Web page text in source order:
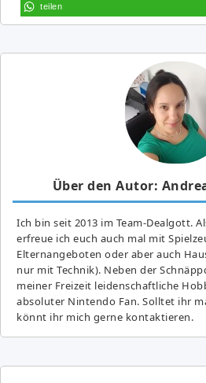
teilen
Über den Autor:
Ich bin seit 2013 im Team-Dealgott.
erfreue ich euch auch mal mit
Elternangeboten oder aber auch
nur mit Technik). Neben der
meiner Freizeit leidenschaftliche
absoluter Nintendo Fan. Solltet ihr
könnt ihr mich gerne kontaktieren.